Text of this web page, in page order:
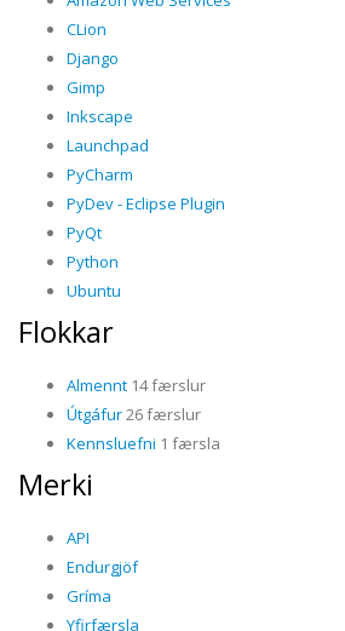
CLion
Django
Gimp
Inkscape
Launchpad
PyCharm
PyDev - Eclipse Plugin
PyQt
Python
Ubuntu
Flokkar
Almennt 14 færslur
Útgáfur26 færslur
Kennsluefni 1 færsla
Merki
API
Endurgjöf
Gríma
Yfirfærsla